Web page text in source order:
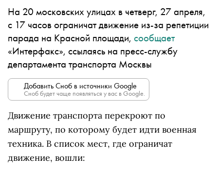
На 20 московских улицах в четверг, 27 апреля,
с 17 часов ограничат движение из-за репетиции
парада на Красной площади, сообщает
«Интерфакс», ссылаясь на пресс-службу
департамента транспорта Москвы
Добавить Сноб в источники Google
Сноб будет чаще появляться у вас в Google.
Движение транспорта перекроют по
маршруту, по которому будет идти военная
техника. В список мест, где ограничат
движение, вошли: